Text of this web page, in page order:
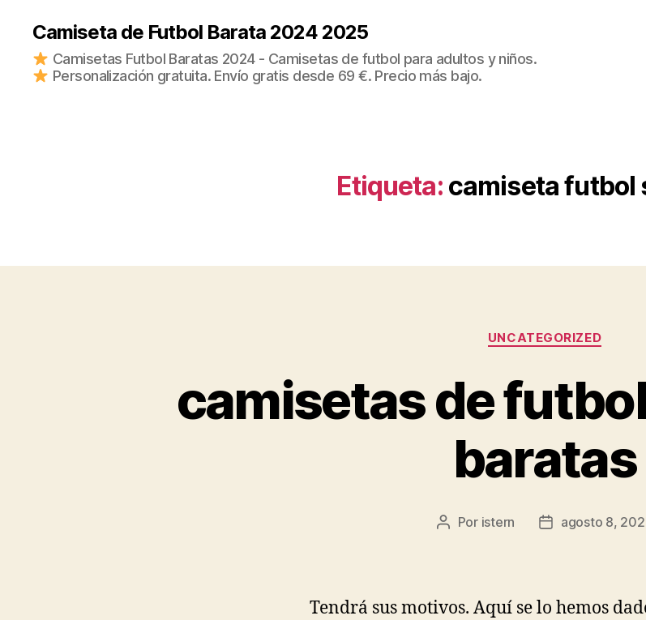
Camiseta de Futbol Barata 2024 2025
Camisetas Futbol Baratas 2024 - Camisetas de futbol para adultos y niños.
Personalización gratuita. Envío gratis desde 69 €. Precio más bajo.
Etiqueta: camiseta futbol
Categorías
UNCATEGORIZED
camisetas de
baratas
Autor
Por istern
Fechaagosto 8,
Tendrá sus motivos. Aquí se lo hemos